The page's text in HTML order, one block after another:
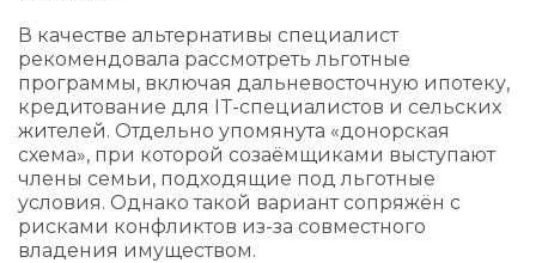
В качестве альтернативы специалист
рекомендовала рассмотреть льготные
программы, включая дальневосточную ипотеку,
кредитование для IT-специалистов и сельских
жителей. Отдельно упомянута «донорская
схема», при которой созаёмщиками выступают
члены семьи, подходящие под льготные
условия. Однако такой вариант сопряжён с
рисками конфликтов из-за совместного
владения имуществом.